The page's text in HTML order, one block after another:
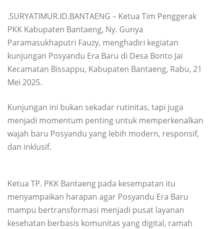
.SURYATIMUR.ID.BANTAENG – Ketua Tim Penggerak
PKK Kabupaten Bantaeng, Ny. Gunya
Paramasukhaputri Fauzy, menghadiri kegiatan
kunjungan Posyandu Era Baru di Desa Bonto Jai
Kecamatan Bissappu, Kabupaten Bantaeng, Rabu, 21
Mei 2025.
Kunjungan ini bukan sekadar rutinitas, tapi juga
menjadi momentum penting untuk memperkenalkan
wajah baru Posyandu yang lebih modern, responsif,
dan inklusif.
Ketua TP. PKK Bantaeng pada kesempatan itu
menyampaikan harapan agar Posyandu Era Baru
mampu bertransformasi menjadi pusat layanan
kesehatan berbasis komunitas yang digital, ramah